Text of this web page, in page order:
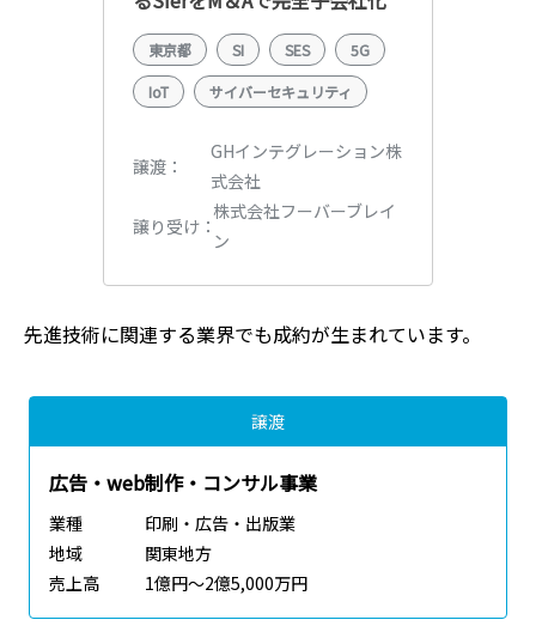
東京都 SI SES 5G
IoT サイバーセキュリティ
譲渡
GHインテグレーション株
式会社
譲り受け
株式会社フーバーブレイ
ン
先進技術に関連する業界でも成約が生まれています。
譲渡
広告・web制作・コンサル事業
業種
印刷・広告・出版業
地域
関東地方
売上高
1億円～2億5,000万円